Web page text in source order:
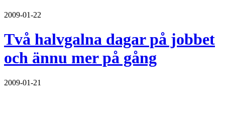
2009-01-22
Två halvgalna dagar på jobbet
och ännu mer på gång
2009-01-21